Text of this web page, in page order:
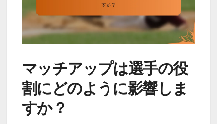
マッチアップは選手の役
割にどのように影響しま
すか？